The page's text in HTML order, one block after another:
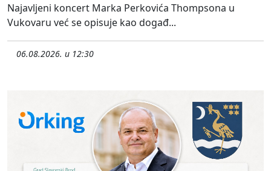
Najavljeni koncert Marka Perkovića Thompsona u
Vukovaru već se opisuje kao događ...
06.08.2026. u 12:30